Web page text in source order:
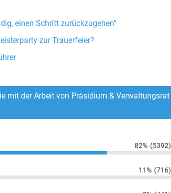
einen Schritt zurückzugehen”
zur Trauerfeier?
mit der Arbeit von Präsidium & Verwaltungsrat
82% (5392)
11% (716)